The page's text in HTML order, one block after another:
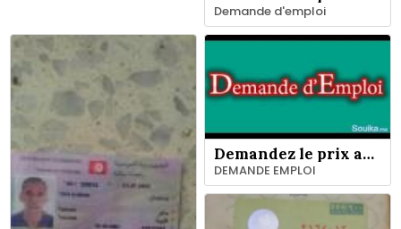
Demande d'emploi
Demandez le prix au vendeur
DEMANDE EMPLOI